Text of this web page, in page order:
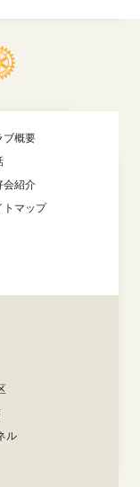
ブ概要
会紹介
トマップ
ル